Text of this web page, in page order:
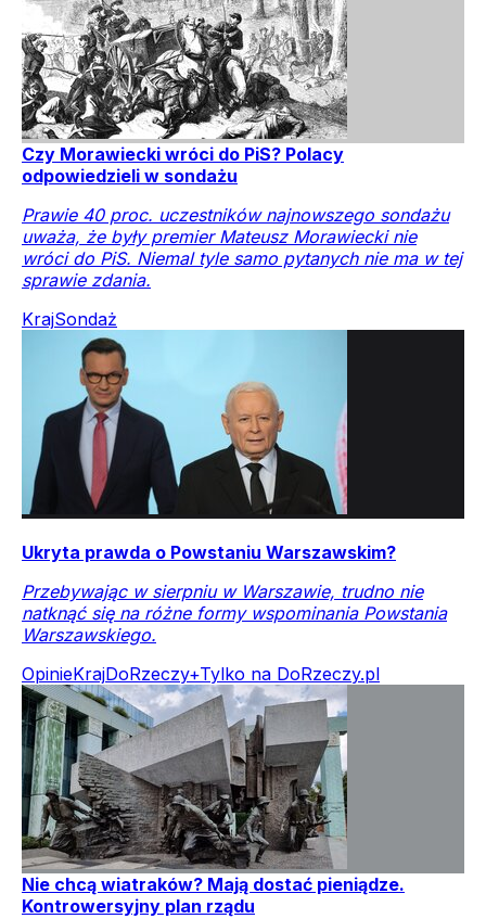
Czy Morawiecki wróci do PiS? Polacy
odpowiedzieli w sondażu
Prawie 40 proc. uczestników najnowszego sondażu
uważa, że były premier Mateusz Morawiecki nie
wróci do PiS. Niemal tyle samo pytanych nie ma w tej
sprawie zdania.
KrajSondaż
Ukryta prawda o Powstaniu Warszawskim?
Przebywając w sierpniu w Warszawie, trudno nie
natknąć się na różne formy wspominania Powstania
Warszawskiego.
OpinieKrajDoRzeczy+Tylko na DoRzeczy.pl
Nie chcą wiatraków? Mają dostać pieniądze.
Kontrowersyjny plan rządu